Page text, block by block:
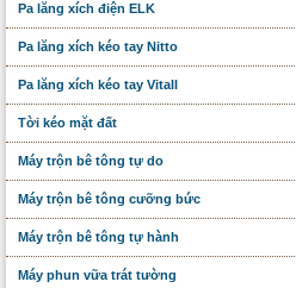
Pa lăng xích điện ELK
Pa lăng xích kéo tay Nitto
Pa lăng xích kéo tay Vitall
Tời kéo mặt đất
Máy trộn bê tông tự do
Máy trộn bê tông cưỡng bức
Máy trộn bê tông tự hành
Máy phun vữa trát tường